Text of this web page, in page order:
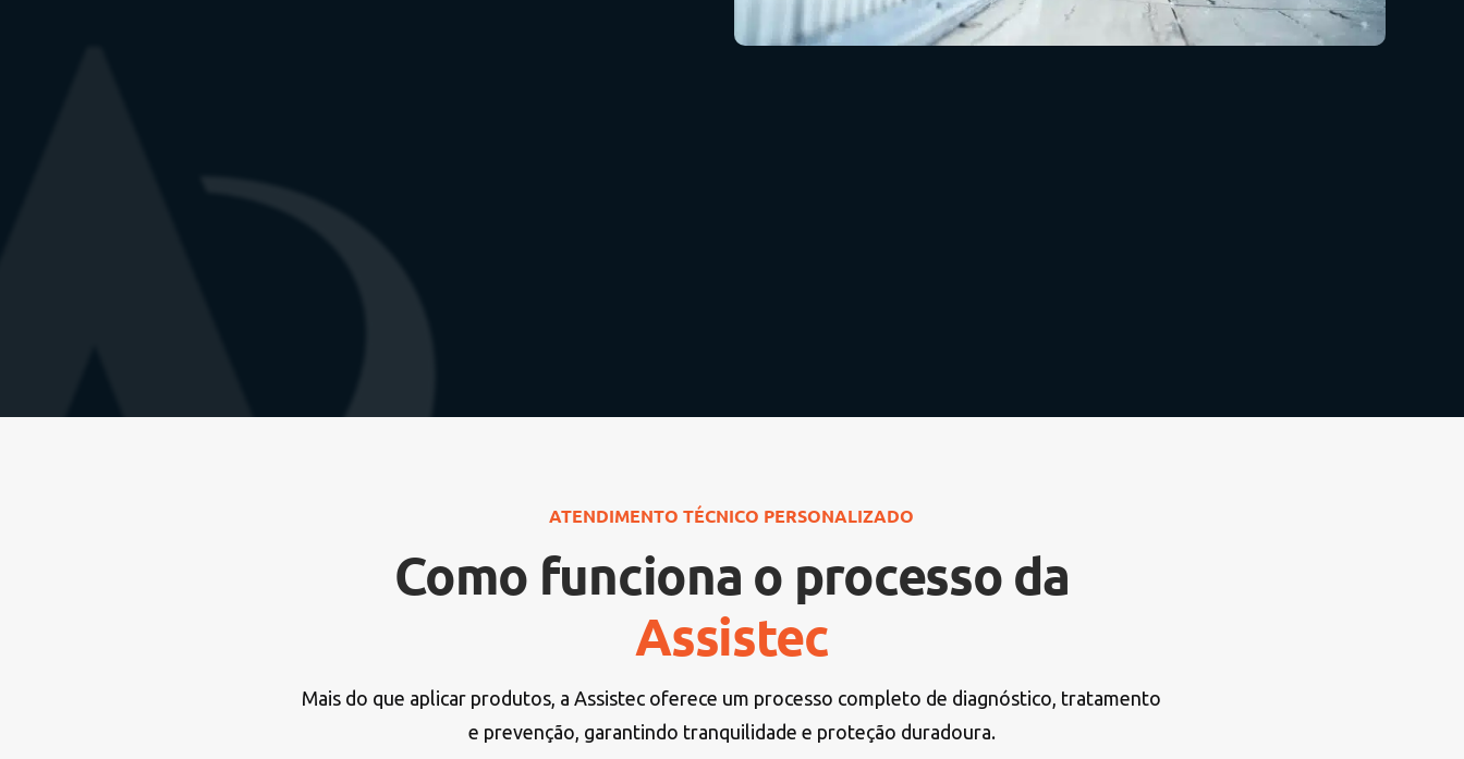
ATENDIMENTO TÉCNICO PERSONALIZADO
Como funciona o processo da
Assistec
Mais do que aplicar produtos, a Assistec oferece um processo completo de diagnóstico, tratamento
e prevenção, garantindo tranquilidade e proteção duradoura.